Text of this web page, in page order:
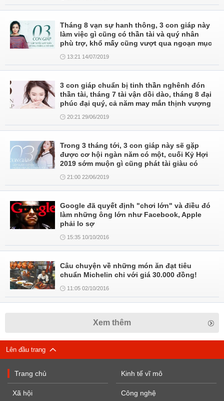
Tháng 8 vạn sự hanh thông, 3 con giáp này
làm việc gì cũng có thần tài và quý nhân
phù trợ, khổ mấy cũng vượt qua ngoạn mục
13:21 14/07/2019
3 con giáp chuẩn bị tinh thần nghênh đón
thần tài, tháng 7 tài vận dồi dào, tháng 8 đại
phúc đại quý, cả năm may mắn thịnh vượng
20:21 29/06/2019
Trong 3 tháng tới, 3 con giáp này sẽ gặp
được cơ hội ngàn năm có một, cuối Kỷ Hợi
2019 sớm muộn gì cũng phát tài giàu có
21:00 22/06/2019
Google đã quyết định "chơi lớn" và điều đó
làm những ông lớn như Facebook, Apple
phải lo sợ
15:35 10/10/2016
Câu chuyện về những món ăn đạt tiêu
chuẩn Michelin chỉ với giá 30.000 đồng!
11:05 02/10/2016
Xem thêm
Lên đầu trang
Trang chủ
Xã hội
Kinh tế vĩ mô
Công nghệ